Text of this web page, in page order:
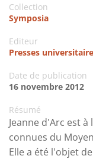
Collection
Symposia
Editeur
Presses
Date de publication
16 novembre 2012
Résumé
Jeanne d'Arc est
connues du
Elle a été l'objet